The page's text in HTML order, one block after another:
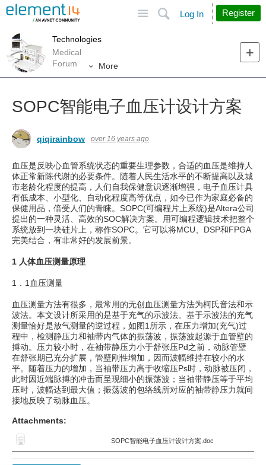
Search
Log In Register
Technologies
Medical
Forum
More
SOPC智能电子血压计设计方案
qiqirainbow over 16 years ago
血压是反映心血管系统状态的重要生理参数，合适的血压是维持人
体正常新陈代谢的必要条件。随着人民生活水平的不断提高以及城
市老龄化程度的提高，人们自我保健意识逐渐增强，电子血压计具
有低成本、小型化、自动化程度高等优点，如今已作为家庭必备的
保健用品，倍受人们的青睐。SOPC(可编程片上系统)是Altera公司
提出的一种灵活、高效的SOC解决方案。用可编程逻辑技术把整个
系统放到一块硅片上，称作SOPC。它可以将MCU、DSP和FPGA
完美结合，有非常好的发展前景。
1 人体血压测量原理
1．1血压测量
血压测量方法有很多，最常用的无创血压测量方法为柯氏音法和示
波法。本文设计所采用的是基于充气的示波法。基于示波法的充气
测量恰好是放气测量的逆过程，如图1所示，在压力增加(充气)过
程中，检测静压力和袖带内气体的振荡波，振荡波起源于血管壁的
搏动。压力较小时，在袖带静压力小于舒张压Pd之前，动脉管壁
在舒张期已充分扩展，管壁刚性增加，因而波幅维持在较小的水
平。随着压力的增加，当袖带压力高于收缩压Ps时，动脉被压闭，
此时因近端脉搏的冲击而呈现细小的振荡波；当袖带静压等于平均
压时，波幅达到最大值；振荡波的包络线所对应的袖带静压力就间
接地反映了动脉血压。
Attachments:
SOPC智能电子血压计设计方案.doc